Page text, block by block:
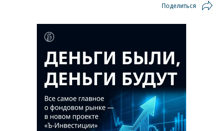
Поделиться